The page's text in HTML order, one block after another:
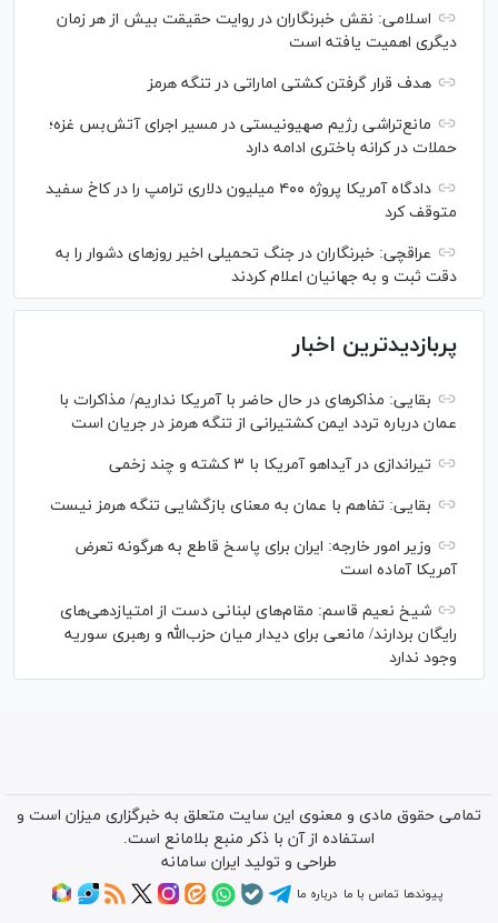
اسلامی: نقش خبرنگاران در روایت حقیقت بیش از هر زمان
دیگری اهمیت یافته است
هدف قرار گرفتن کشتی اماراتی در تنگه هرمز
مانع‌تراشی رژیم صهیونیستی در مسیر اجرای آتش‌بس غزه؛
حملات در کرانه باختری ادامه دارد
دادگاه آمریکا پروژه ۴۰۰ میلیون دلاری ترامپ را در کاخ سفید
متوقف کرد
عراقچی: خبرنگاران در جنگ تحمیلی اخیر روز‌های دشوار را به
دقت ثبت و به جهانیان اعلام کردند
پربازدیدترین اخبار
بقایی: مذاکره‎ای در حال حاضر با آمریکا نداریم/ مذاکرات با
عمان درباره تردد ایمن کشتیرانی از تنگه هرمز در جریان است
تیراندازی در آیداهو آمریکا با ۳ کشته و چند زخمی
بقایی: تفاهم با عمان به معنای بازگشایی تنگه هرمز نیست
وزیر امور خارجه: ایران برای پاسخ قاطع به هرگونه تعرض
آمریکا آماده است
شیخ نعیم قاسم: مقام‌های لبنانی دست از امتیازدهی‌های
رایگان بردارند/ مانعی برای دیدار میان حزب‌الله و رهبری سوریه
وجود ندارد
تمامی حقوق مادی و معنوی این سایت متعلق به خبرگزاری میزان است و
استفاده از آن با ذکر منبع بلامانع است.
طراحی و تولید ایران سامانه
پیوندها تماس با ما درباره ما